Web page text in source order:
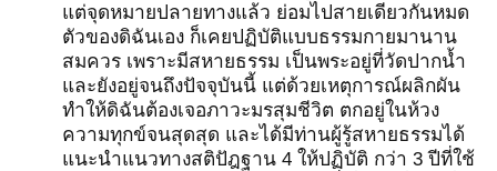
แต่จุดหมายปลายทางแล้ว ย่อมไปสายเดียวกันหมด
ตัวของดิฉันเอง ก็เคยปฏิบัติแบบธรรมกายมานาน
สมควร เพราะมีสหายธรรม เป็นพระอยู่ที่วัดปากน้ำ
และยังอยู่จนถึงปัจจุบันนี้ แต่ด้วยเหตุการณ์ผลิกผัน
ทำให้ดิฉันต้องเจอภาวะมรสุมชีวิต ตกอยู่ในห้วง
ความทุกข์จนสุดสุด และได้มีท่านผู้รู้สหายธรรมได้
แนะนำแนวทางสติปัฎฐาน 4 ให้ปฏิบัติ กว่า 3 ปีที่ใช้